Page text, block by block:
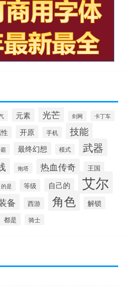
元素 光芒 剑网 卡丁车
开原 手机 技能
最终幻想 模式 武器
炮塔 热血传奇 王国
的是 等级 自己的 艾尔
备 西游 角色 解锁
都是 骑士